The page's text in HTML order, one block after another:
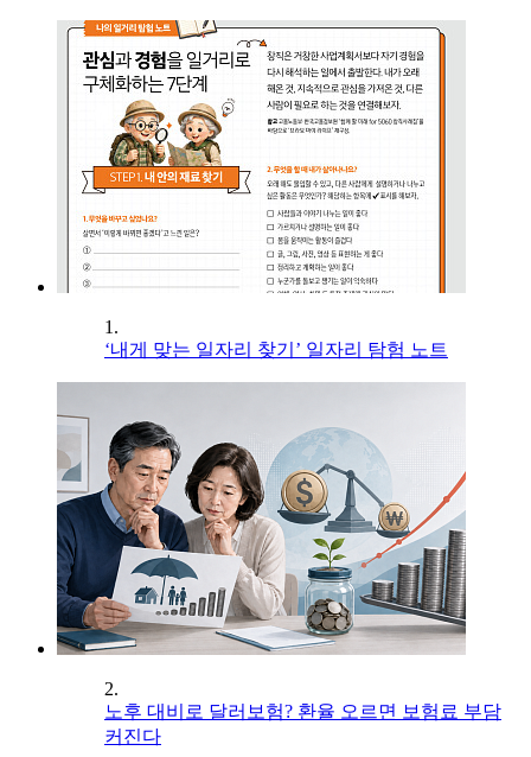
1.
‘내게 맞는 일자리 찾기’ 일자리 탐험 노트
2.
노후 대비로 달러보험? 환율 오르면 보험료 부담
커진다